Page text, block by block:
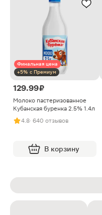
Финальная цена
+5% с Премиум
129.99 ₽
Молоко пастеризованное
Кубанская буренка 2.5% 1.4л
4.8· 640 отзывов
В корзину